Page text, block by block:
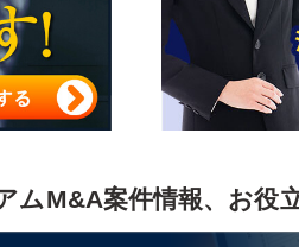
てまとめ
ムM&A案件情報、お役